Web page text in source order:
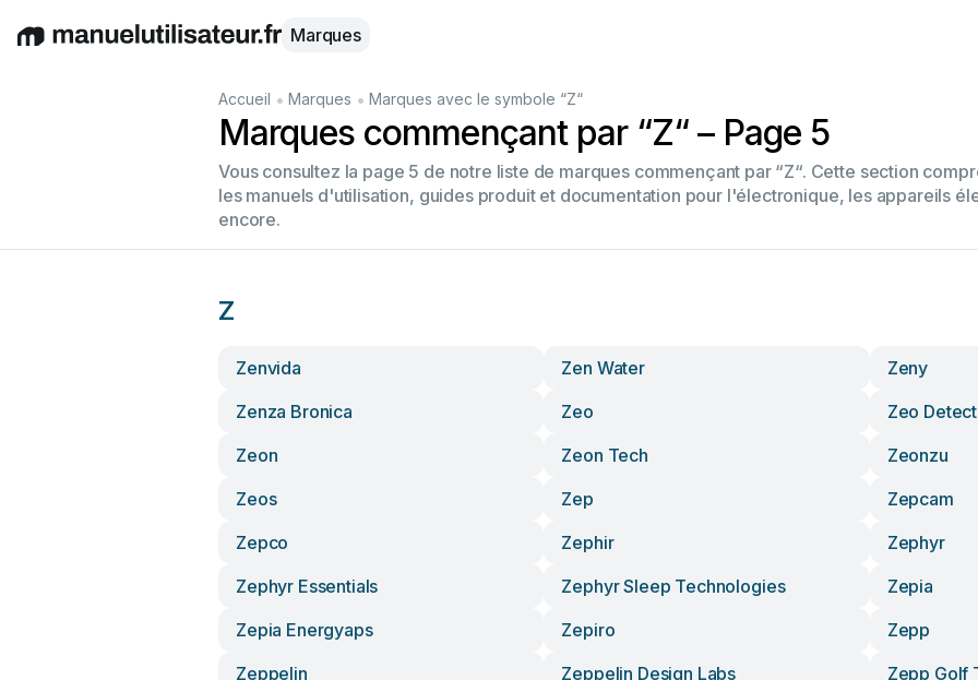
EnglishDeutschEspañolItalianoFrançais
Marques
Accueil • Marques • Marques avec le symbole “Z“
Marques commençant par “Z“ – Page 5
Vous consultez la page 5 de notre liste de marques commençant par “Z“. Cette section
les manuels d'utilisation, guides produit et documentation pour l'électronique, les appareils
encore.
Z
Zenvida Zen Water
Zeny
Zenza Bronica
Zeo
Zeo Detect
Zeon
Zeon Tech
Zeonzu
Zeos
Zep
Zepcam
Zepco
Zephir
Zephyr
Zephyr Essentials
Zephyr Sleep Technologies
Zepia
Zepia Energyaps
Zepiro
Zepp
Zeppelin
Zeppelin Design Labs
Zepp Golf